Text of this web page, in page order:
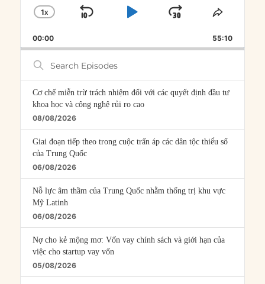
CHANGE
RATE
1X
SKIP
PLAYJUMP
FORWARD
SHARE
00:00 55:10
Search
Episodes
Cơ chế miễn trừ trách nhiệm đối với các quyết định đầu tư
khoa học và công nghệ rủi ro cao
08/08/2026
Giai đoạn tiếp theo trong cuộc trấn áp các dân tộc thiểu số
của Trung Quốc
06/08/2026
Nỗ lực âm thầm của Trung Quốc nhằm thống trị khu vực
Mỹ Latinh
06/08/2026
Nợ cho kẻ mộng mơ: Vốn vay chính sách và giới hạn của
việc cho startup vay vốn
05/08/2026